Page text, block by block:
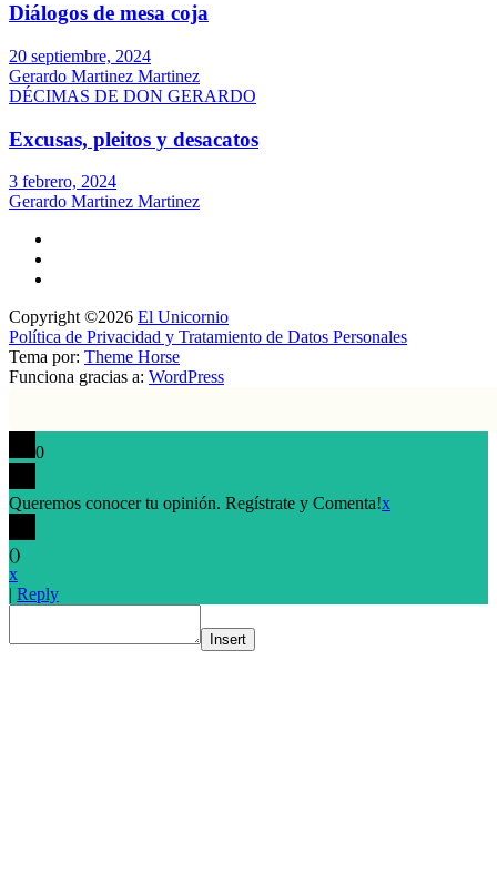
Diálogos de mesa coja
20 septiembre, 2024
Gerardo Martinez Martinez
DÉCIMAS DE DON GERARDO
Excusas, pleitos y desacatos
3 febrero, 2024
Gerardo Martinez Martinez
Copyright ©2026 El Unicornio
Política de Privacidad y Tratamiento de Datos Personales
Tema por: Theme Horse
Funciona gracias a: WordPress
0
Queremos conocer tu opinión. Regístrate y Comenta!x
()
x
| Reply
Insert